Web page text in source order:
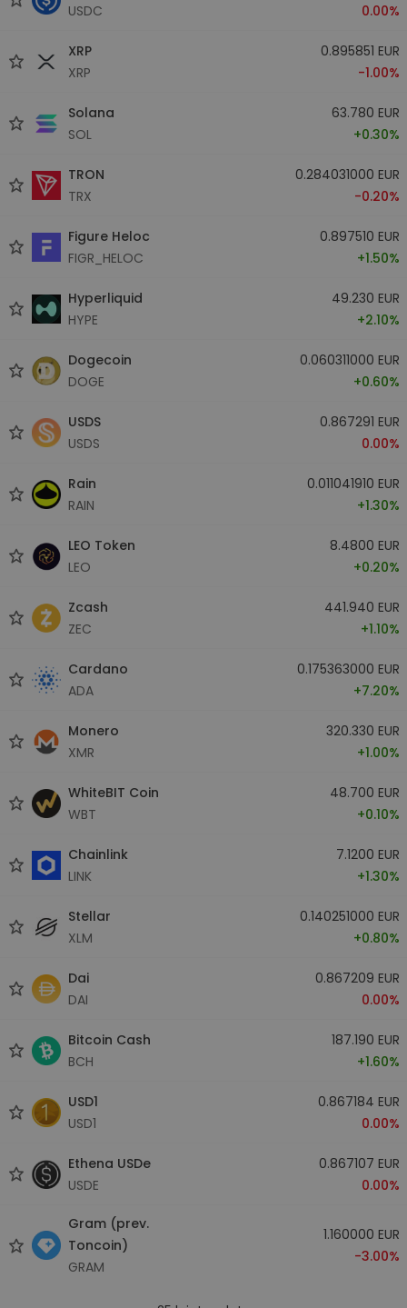
USDC
0.00%
XRP
XRP
0.895851 EUR
-1.00%
Solana
SOL
63.780 EUR
+0.30%
TRON
TRX
0.284031000 EUR
-0.20%
Figure Heloc
FIGR_HELOC
0.897510 EUR
+1.50%
Hyperliquid
HYPE
49.230 EUR
+2.10%
Dogecoin
DOGE
0.060311000 EUR
+0.60%
USDS
USDS
0.867291 EUR
0.00%
Rain
RAIN
0.011041910 EUR
+1.30%
LEO Token
LEO
8.4800 EUR
+0.20%
Zcash
ZEC
441.940 EUR
+1.10%
Cardano
ADA
0.175363000 EUR
+7.20%
Monero
XMR
320.330 EUR
+1.00%
WhiteBIT Coin
WBT
48.700 EUR
+0.10%
Chainlink
LINK
7.1200 EUR
+1.30%
Stellar
XLM
0.140251000 EUR
+0.80%
Dai
DAI
0.867209 EUR
0.00%
Bitcoin Cash
BCH
187.190 EUR
+1.60%
USD1
USD1
0.867184 EUR
0.00%
Ethena USDe
USDE
0.867107 EUR
0.00%
Gram (prev.
Toncoin)
GRAM
1.160000 EUR
-3.00%